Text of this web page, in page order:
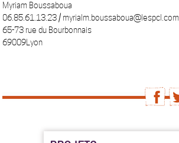
Myriam Boussaboua
06.85.61.13.23 / myrialm.boussaboua@lespcl.com
65-73 rue du Bourbonnais
69009Lyon